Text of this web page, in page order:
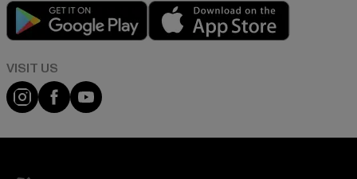
Play market
Visit our Instagram page:
Visit our Facebook page:
Visit our YouTube channel: